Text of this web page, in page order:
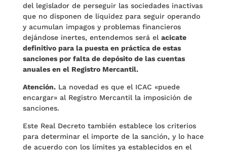
del legislador de perseguir las sociedades inactivas
que no disponen de liquidez para seguir operando
y acumulan impagos y problemas financieros
dejándose inertes, entendemos será el acicate
definitivo para la puesta en práctica de estas
sanciones por falta de depósito de las cuentas
anuales en el Registro Mercantil.
Atención.La novedad es que el ICAC «puede
encargar» al Registro Mercantil la imposición de
sanciones.
Este Real Decreto también establece los criterios
para determinar el importe de la sanción, y lo hace
de acuerdo con los límites ya establecidos en el